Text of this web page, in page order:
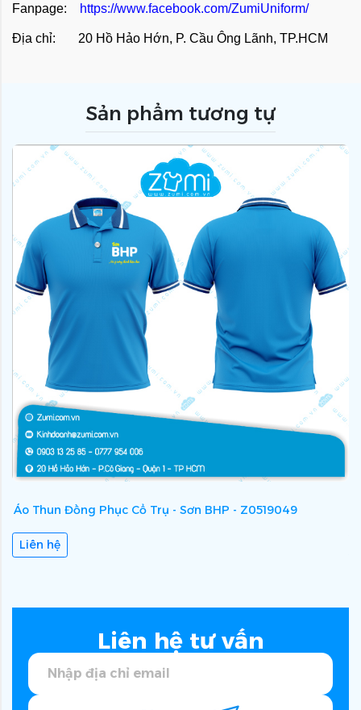
Fanpage: https://www.facebook.com/ZumiUniform/
Địa chỉ: 20 Hồ Hảo Hớn, P. Cầu Ông Lãnh, TP.HCM
Sản phẩm tương tự
Áo Thun Đồng Phục Cổ Trụ - Sơn BHP - Z0519049
Liên hệ
Liên hệ tư vấn